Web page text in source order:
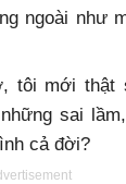
ngoài như
tôi mới
sai
cả đời?